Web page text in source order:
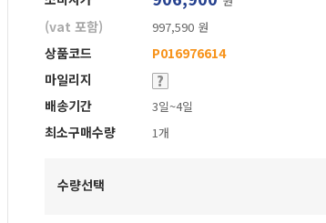
(vat 포함) 997,590 원
상품코드
P016976614
마일리지
배송기간
3일~4일
최소구매수량 1개
수량선택